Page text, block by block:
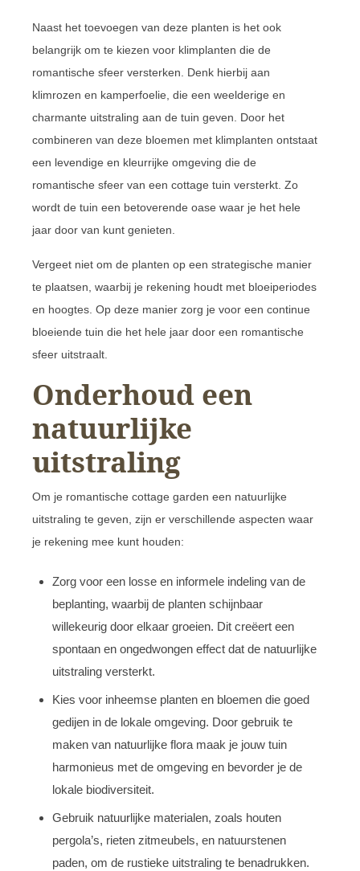
Naast het toevoegen van deze planten is het ook
belangrijk om te kiezen voor klimplanten die de
romantische sfeer versterken. Denk hierbij aan
klimrozen en kamperfoelie, die een weelderige en
charmante uitstraling aan de tuin geven. Door het
combineren van deze bloemen met klimplanten ontstaat
een levendige en kleurrijke omgeving die de
romantische sfeer van een cottage tuin versterkt. Zo
wordt de tuin een betoverende oase waar je het hele
jaar door van kunt genieten.
Vergeet niet om de planten op een strategische manier
te plaatsen, waarbij je rekening houdt met bloeiperiodes
en hoogtes. Op deze manier zorg je voor een continue
bloeiende tuin die het hele jaar door een romantische
sfeer uitstraalt.
Onderhoud een
natuurlijke
uitstraling
Om je romantische cottage garden een natuurlijke
uitstraling te geven, zijn er verschillende aspecten waar
je rekening mee kunt houden:
Zorg voor een losse en informele indeling van de
beplanting, waarbij de planten schijnbaar
willekeurig door elkaar groeien. Dit creëert een
spontaan en ongedwongen effect dat de natuurlijke
uitstraling versterkt.
Kies voor inheemse planten en bloemen die goed
gedijen in de lokale omgeving. Door gebruik te
maken van natuurlijke flora maak je jouw tuin
harmonieus met de omgeving en bevorder je de
lokale biodiversiteit.
Gebruik natuurlijke materialen, zoals houten
pergola’s, rieten zitmeubels, en natuurstenen
paden, om de rustieke uitstraling te benadrukken.